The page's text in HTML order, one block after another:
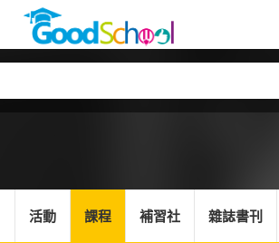
活動 課程 補習社 雜誌書刊